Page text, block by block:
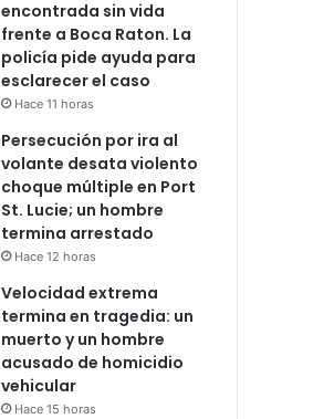
encontrada sin vida
frente a Boca Raton. La
policía pide ayuda para
esclarecer el caso
Hace 11 horas
Persecución por ira al
volante desata violento
choque múltiple en Port
St. Lucie; un hombre
termina arrestado
Hace 12 horas
Velocidad extrema
termina en tragedia: un
muerto y un hombre
acusado de homicidio
vehicular
Hace 15 horas